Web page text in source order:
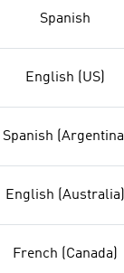
Spanish
English (US)
Spanish (Argentina)
English (Australia)
French (Canada)